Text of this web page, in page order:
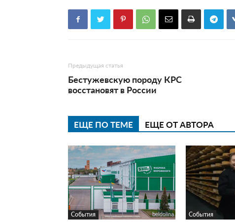
Предыдущая статья
Бестужевскую породу КРС
восстановят в России
ЕЩЕ ПО ТЕМЕ ЕЩЕ ОТ АВТОРА
События События